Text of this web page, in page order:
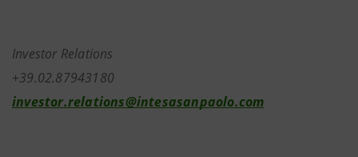
Investor Relations
+39.02.87943180
investor.relations@intesasanpaolo.com